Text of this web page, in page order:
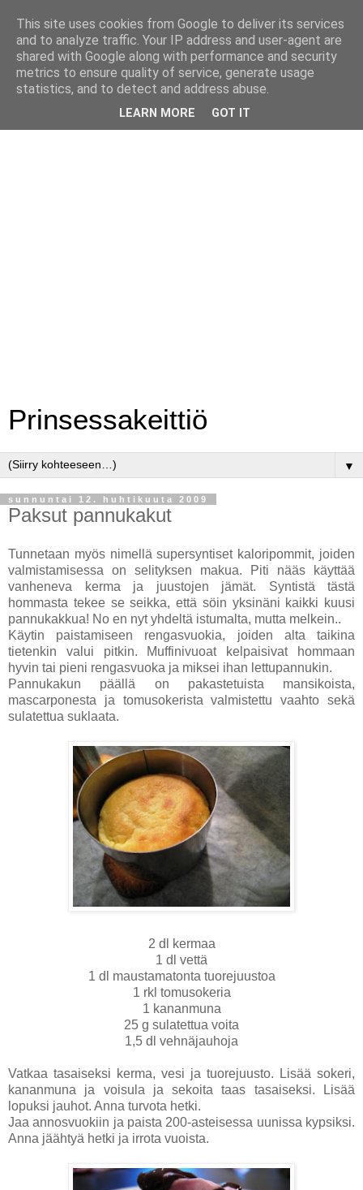
Prinsessakeittiö
▼
sunnuntai 12. huhtikuuta 2009
Paksut pannukakut
Tunnetaan myös nimellä supersyntiset kaloripommit, joiden
valmistamisessa on selityksen makua. Piti nääs käyttää
vanheneva kerma ja juustojen jämät. Syntistä tästä
hommasta tekee se seikka, että söin yksinäni kaikki kuusi
pannukakkua! No en nyt yhdeltä istumalta, mutta melkein..
Käytin paistamiseen rengasvuokia, joiden alta taikina
tietenkin valui pitkin. Muffinivuoat kelpaisivat hommaan
hyvin tai pieni rengasvuoka ja miksei ihan lettupannukin.
Pannukakun päällä on pakastetuista mansikoista,
mascarponesta ja tomusokerista valmistettu vaahto sekä
sulatettua suklaata.
2 dl kermaa
1 dl vettä
1 dl maustamatonta tuorejuustoa
1 rkl tomusokeria
1 kananmuna
25 g sulatettua voita
1,5 dl vehnäjauhoja
Vatkaa tasaiseksi kerma, vesi ja tuorejuusto. Lisää sokeri,
kananmuna ja voisula ja sekoita taas tasaiseksi. Lisää
lopuksi jauhot. Anna turvota hetki.
Jaa annosvuokiin ja paista 200-asteisessa uunissa kypsiksi.
Anna jäähtyä hetki ja irrota vuoista.
This site uses cookies from Google to deliver its services
and to analyze traffic. Your IP address and user-agent are
shared with Google along with performance and security
metrics to ensure quality of service, generate usage
statistics, and to detect and address abuse.
LEARN MORE GOT IT